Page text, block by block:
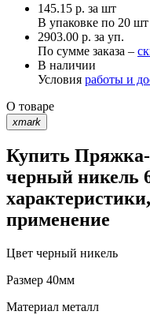
145.15 р. за шт
В упаковке по 20 шт
2903.00 р. за уп.
По сумме заказа –
В наличии
Условия работы и
О товаре
xmark
Купить
черный никель
применение
Цвет черный никель
Размер 40мм
Материал металл